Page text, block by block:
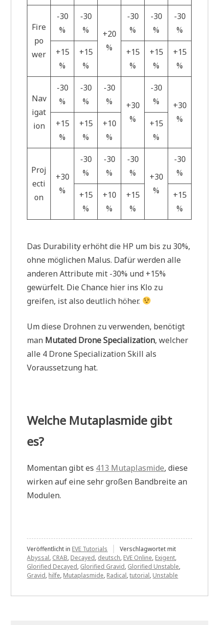
Fire
po
wer
-30
%
-30
%
+20
%
-30
%
-30
%
-30
%
+15
%
+15
%
+15
%
+15
%
+15
%
Nav
igat
ion
-30
%
-30
%
-30
%
+30
%
-30
%
+30
%
+15
%
+15
%
+10
%
+15
%
Proj
ecti
on
+30
%
-30
%
-30
%
-30
%
+30
%
-30
%
+15
%
+10
%
+15
%
+15
%
Das Durability erhöht die HP um bis zu 30%,
ohne möglichen Malus. Dafür werden alle
anderen Attribute mit -30% und +15%
gewürfelt. Die Chance hier ins Klo zu
greifen, ist also deutlich höher.
Um diese Drohnen zu verwenden, benötigt
man Mutated Drone Specialization, welcher
alle 4 Drone Specialization Skill als
Voraussetzung hat.
Welche Mutaplasmide gibt
es?
Momentan gibt es 413 Mutaplasmide, diese
wirken auf eine sehr großen Bandbreite an
Modulen.
Veröffentlicht in EVE Tutorials
Verschlagwortet mit
Abyssal, CRAB, Decayed, deutsch, EVE Online, Exigent,
Glorified Decayed, Glorified Gravid, Glorified Unstable,
Gravid, hilfe, Mutaplasmide, Radical,tutorial, Unstable